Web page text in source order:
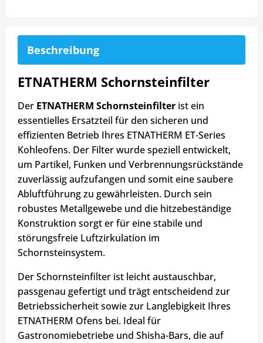
Beschreibung
ETNATHERM Schornsteinfilter
Der ETNATHERM Schornsteinfilter ist ein
essentielles Ersatzteil für den sicheren und
effizienten Betrieb Ihres ETNATHERM ET-Series
Kohleofens. Der Filter wurde speziell entwickelt,
um Partikel, Funken und Verbrennungsrückstände
zuverlässig aufzufangen und somit eine saubere
Abluftführung zu gewährleisten. Durch sein
robustes Metallgewebe und die hitzebeständige
Konstruktion sorgt er für eine stabile und
störungsfreie Luftzirkulation im
Schornsteinsystem.
Der Schornsteinfilter ist leicht austauschbar,
passgenau gefertigt und trägt entscheidend zur
Betriebssicherheit sowie zur Langlebigkeit Ihres
ETNATHERM Ofens bei. Ideal für
Gastronomiebetriebe und Shisha-Bars, die auf